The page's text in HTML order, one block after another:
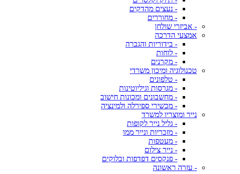
- נעצים מהדקים
- מחוררים
- אביזרי שולחן
אמצעי הדרכה
- בידוריות והגברה
- לוחות
- מקרנים
טכנולוגיה ומיכון משרדי
- טלפונים
- מגרסות וגיליוטינות
- מחשבונים ומכונות חישוב
- מכשירי ספירלה ולמינציה
נייר ומוצריו למשרד
- גליל נייר לקופות
- מזכריות ונייר ממו
- מעטפות
- נייר צילום
- פנקסים דפדפות ובלוקים
- עזרה ראשונה